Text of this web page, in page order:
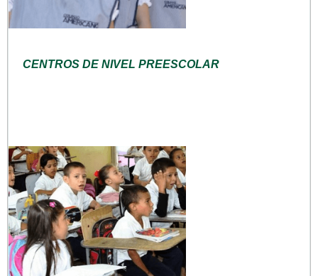
CENTROS DE NIVEL PREESCOLAR